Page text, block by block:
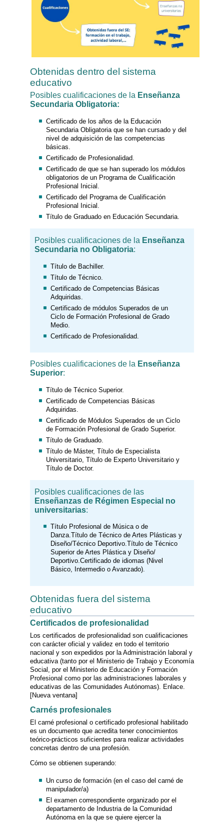
Obtenidas dentro del sistema
educativo
Posibles cualificaciones de la Enseñanza
Secundaria Obligatoria:
Certificado de los años de la Educación
Secundaria Obligatoria que se han cursado y del
nivel de adquisición de las competencias
básicas.
Certificado de Profesionalidad.
Certificado de que se han superado los módulos
obligatorios de un Programa de Cualificación
Profesional Inicial.
Certificado del Programa de Cualificación
Profesional Inicial.
Título de Graduado en Educación Secundaria.
Posibles cualificaciones de la Enseñanza
Secundaria no Obligatoria:
Título de Bachiller.
Título de Técnico.
Certificado de Competencias Básicas
Adquiridas.
Certificado de módulos Superados de un
Ciclo de Formación Profesional de Grado
Medio.
Certificado de Profesionalidad.
Posibles cualificaciones de la Enseñanza
Superior:
Título de Técnico Superior.
Certificado de Competencias Básicas
Adquiridas.
Certificado de Módulos Superados de un Ciclo
de Formación Profesional de Grado Superior.
Título de Graduado.
Título de Máster, Título de Especialista
Universitario, Título de Experto Universitario y
Título de Doctor.
Posibles cualificaciones de las
Enseñanzas de Régimen Especial no
universitarias:
Título Profesional de Música o de
Danza.Título de Técnico de Artes Plásticas y
Diseño/Técnico Deportivo.Título de Técnico
Superior de Artes Plástica y Diseño/
Deportivo.Certificado de idiomas (Nivel
Básico, Intermedio o Avanzado).
Obtenidas fuera del sistema
educativo
Certificados de profesionalidad
Los certificados de profesionalidad son cualificaciones
con carácter oficial y validez en todo el territorio
nacional y son expedidos por la Administración laboral y
educativa (tanto por el Ministerio de Trabajo y Economía
Social, por el Ministerio de Educación y Formación
Profesional como por las administraciones laborales y
educativas de las Comunidades Autónomas). Enlace.
[Nueva ventana]
Carnés profesionales
El carné profesional o certificado profesional habilitado
es un documento que acredita tener conocimientos
teórico-prácticos suficientes para realizar actividades
concretas dentro de una profesión.
Cómo se obtienen superando:
Un curso de formación (en el caso del carné de
manipulador/a)
El examen correspondiente organizado por el
departamento de Industria de la Comunidad
Autónoma en la que se quiere ejercer la